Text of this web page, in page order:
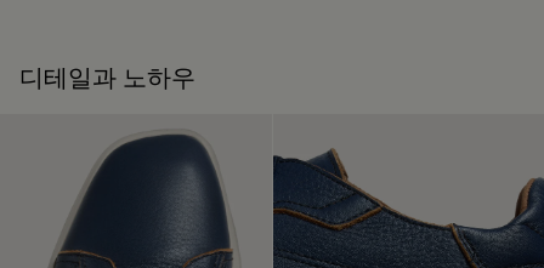
벨루티는 지속 가능한 소재 사용을 지향합니다. 현재 메종은 엄
소재의 근원 알아보기
패키지
을 제거하는 것으로 시작합니다. 중성 왁스를 발라 가죽에 영양
을 공급하고 보호합니다. 마지막으로 폴리싱 미트 또는 브러시
로 문질러 광택을 더합니다.
제품 관리하는 방법
디테일과 노하우